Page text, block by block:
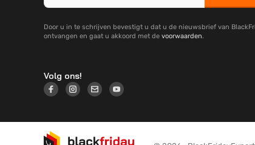
Door u in te schrijven bevestigt u dat u de nieuwsbrief van
ontvangen en gaat u akkoord met de voorwaarden.
Volg ons!